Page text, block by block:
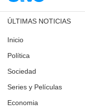
ÚLTIMAS NOTICIAS
Inicio
Política
Sociedad
Series y Películas
Economia